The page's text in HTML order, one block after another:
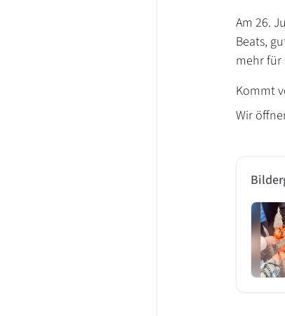
Am 26.
Beats,
mehr für
Kommt
Wir